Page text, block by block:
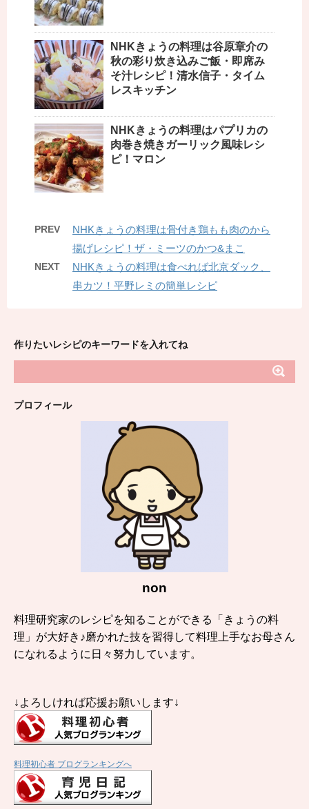
NHKきょうの料理は谷原章介の
秋の彩り炊き込みご飯・即席み
そ汁レシピ！清水信子・タイム
レスキッチン
NHKきょうの料理はパプリカの
肉巻き焼きガーリック風味レシ
ピ！マロン
PREV
NHKきょうの料理は骨付き鶏もも肉のから
揚げレシピ！ザ・ミーツのかつ&まこ
NEXT
NHKきょうの料理は食べれば北京ダック、
串カツ！平野レミの簡単レシピ
作りたいレシピのキーワードを入れてね
プロフィール
non
料理研究家のレシピを知ることができる「きょうの料
理」が大好き♪磨かれた技を習得して料理上手なお母さん
になれるように日々努力しています。
↓よろしければ応援お願いします↓
料理初心者 ブログランキングへ